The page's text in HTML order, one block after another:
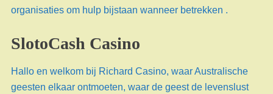
organisaties om hulp bijstaan wanneer betrekken .
SlotoCash Casino
Hallo en welkom bij Richard Casino, waar Australische
geesten elkaar ontmoeten, waar de geest de levenslust